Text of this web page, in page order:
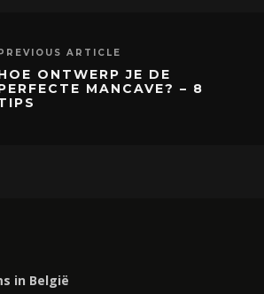
ARTICLE
ONTWERP JE DE
MANCAVE? – 8
in België